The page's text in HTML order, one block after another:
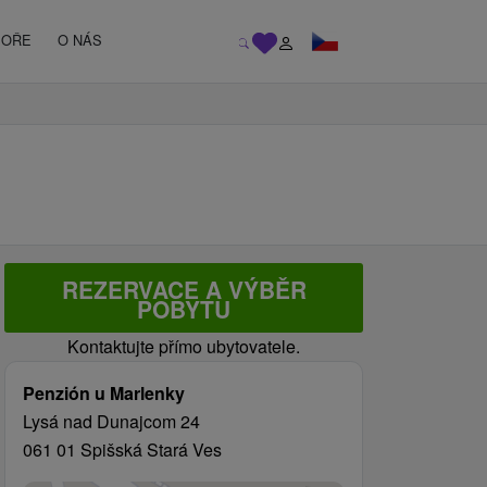
O NÁS
REZERVACE A VÝBĚR
POBYTU
Kontaktujte přímo ubytovatele.
Penzión u Marlenky
Lysá nad Dunajcom 24
061 01 Spišská Stará Ves